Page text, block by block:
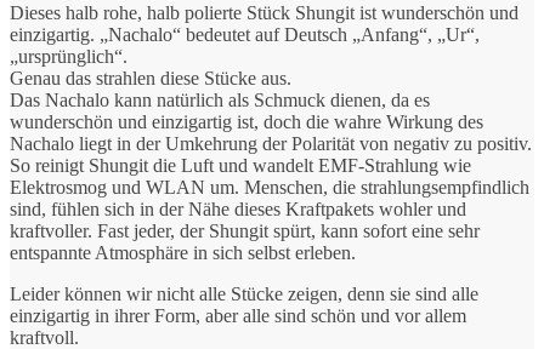
Dieses halb rohe, halb polierte Stück Shungit ist wunderschön und
einzigartig. „Nachalo“ bedeutet auf Deutsch „Anfang“, „Ur“,
„ursprünglich“.
Genau das strahlen diese Stücke aus.
Das Nachalo kann natürlich als Schmuck dienen, da es
wunderschön und einzigartig ist, doch die wahre Wirkung des
Nachalo liegt in der Umkehrung der Polarität von negativ zu positiv.
So reinigt Shungit die Luft und wandelt EMF-Strahlung wie
Elektrosmog und WLAN um. Menschen, die strahlungsempfindlich
sind, fühlen sich in der Nähe dieses Kraftpakets wohler und
kraftvoller. Fast jeder, der Shungit spürt, kann sofort eine sehr
entspannte Atmosphäre in sich selbst erleben.
Leider können wir nicht alle Stücke zeigen, denn sie sind alle
einzigartig in ihrer Form, aber alle sind schön und vor allem
kraftvoll.